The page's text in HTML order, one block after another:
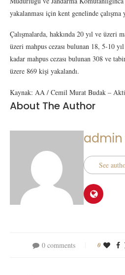
yakalanması için kent genelinde
Çalışmalarda, hakkında 20 yıl ve üzeri
üzeri mahpus cezası bulunan 18, 5-10
kadar mahpus cezası bulunan 308 ve
üzere 869 kişi yakalandı.
Kaynak: AA / Cemil Murat Budak –
About The Author
admin
See
0 comments 0